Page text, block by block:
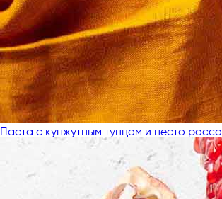
Паста с кунжутным тунцом и песто россо